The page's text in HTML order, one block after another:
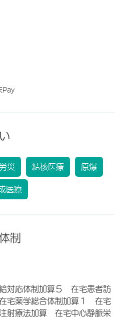
Pay
労災 結核医療 原爆
医療
制
対応体制加算５ 在宅患者訪
宅薬学総合体制加算１ 在宅
射療法加算 在宅中心静脈栄